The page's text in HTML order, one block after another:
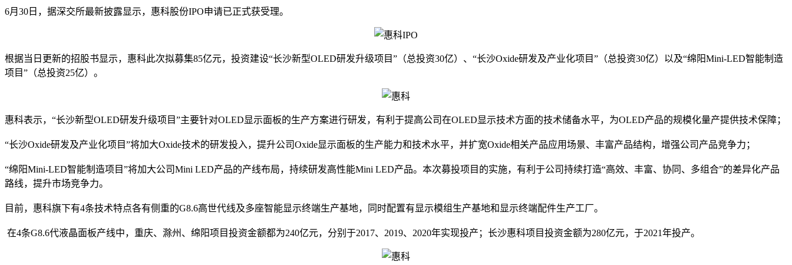
6月30日，据深交所最新披露显示，惠科股份IPO申请已正式获受理。
根据当日更新的招股书显示，惠科此次拟募集85亿元，投资建设“长沙新型OLED研发升级项目”（总投资30亿）、“长沙Oxide研发及产业化项目”（总投资30亿）以及“绵阳Mini-LED智能制造
项目”（总投资25亿）。
惠科表示，“长沙新型OLED研发升级项目”主要针对OLED显示面板的生产方案进行研发，有利于提高公司在OLED显示技术方面的技术储备水平，为OLED产品的规模化量产提供技术保障；
“长沙Oxide研发及产业化项目”将加大Oxide技术的研发投入，提升公司Oxide显示面板的生产能力和技术水平，并扩宽Oxide相关产品应用场景、丰富产品结构，增强公司产品竞争力；
“绵阳Mini-LED智能制造项目”将加大公司Mini LED产品的产线布局，持续研发高性能Mini LED产品。本次募投项目的实施，有利于公司持续打造“高效、丰富、协同、多组合”的差异化产品
路线，提升市场竞争力。
目前，惠科旗下有4条技术特点各有侧重的G8.6高世代线及多座智能显示终端生产基地，同时配置有显示模组生产基地和显示终端配件生产工厂。
在4条G8.6代液晶面板产线中，重庆、滁州、绵阳项目投资金额都为240亿元，分别于2017、2019、2020年实现投产；长沙惠科项目投资金额为280亿元，于2021年投产。